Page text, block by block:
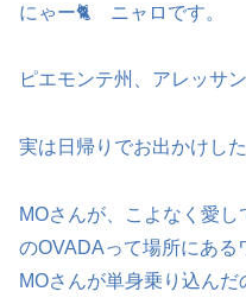
にゃー🐈 ニャロです。
ピエモンテ州、アレッサ
実は日帰りでお出かけした
MOさんが、こよなく愛
のOVADAって場所にある
MOさんが単身乗り込んだ